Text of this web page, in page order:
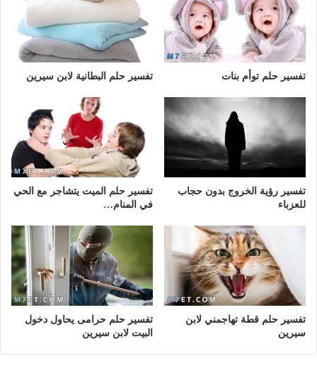
تفسير حلم توأم بنات تفسير حلم البطانية لابن سيرين
تفسير رؤية الخروج بدون حجاب
للعزباء
تفسير حلم الميت يتشاجر مع الحي
في المنام…
تفسير حلم قطة تهاجمني لابن
سيرين
تفسير حلم حرامى يحاول دخول
البيت لابن سيرين